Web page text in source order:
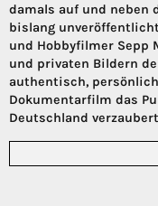
damals auf und neben
bislang
und Hobbyfilmer Sepp
und privaten Bildern
authentisch,
Dokumentarfilm das
Deutschland